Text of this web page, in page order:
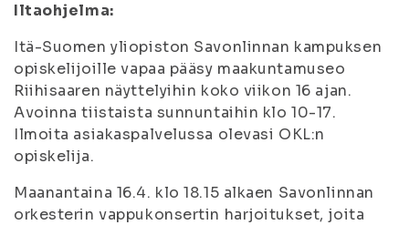
Iltaohjelma:
Itä-Suomen yliopiston Savonlinnan kampuksen
opiskelijoille vapaa pääsy maakuntamuseo
Riihisaaren näyttelyihin koko viikon 16 ajan.
Avoinna tiistaista sunnuntaihin klo 10-17.
Ilmoita asiakaspalvelussa olevasi OKL:n
opiskelija.
Maanantaina 16.4. klo 18.15 alkaen Savonlinnan
orkesterin vappukonsertin harjoitukset, joita